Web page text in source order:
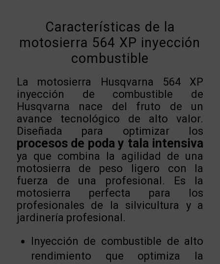
Características de la
motosierra 564 XP inyección
combustible
La motosierra Husqvarna 564 XP
inyección de combustible de
Husqvarna nace del fruto de un
avance tecnológico de alto valor.
Diseñada para optimizar los
procesos de poda y tala intensiva
ya que combina la agilidad de una
motosierra de peso ligero con la
fuerza de una profesional. Es la
motosierra perfecta para los
profesionales de la silvicultura y a
jardinería profesional.
Inyección de combustible de alto
rendimiento que optimiza la